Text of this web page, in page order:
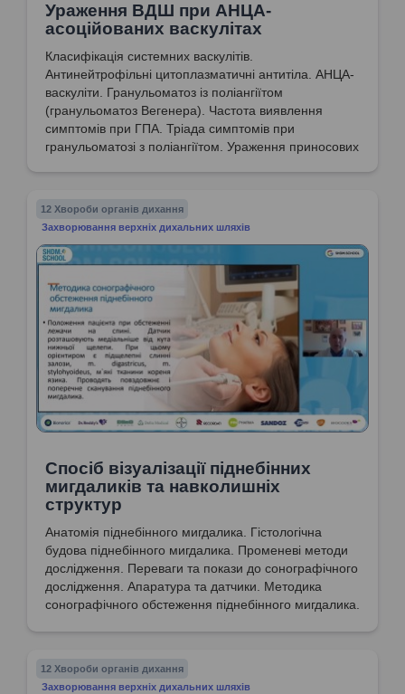
Ураження ВДШ при АНЦА-
асоційованих васкулітах
Класифікація системних васкулітів.
Антинейтрофільні цитоплазматичні антитіла. АНЦА-
васкуліти. Гранульоматоз із поліангіїтом
(гранульоматоз Вегенера). Частота виявлення
симптомів при ГПА. Тріада симптомів при
гранульоматозі з поліангіїтом. Ураження приносових
12 Хвороби органів дихання
Захворювання верхніх дихальних шляхів
Спосіб візуалізації піднебінних
мигдаликів та навколишніх
структур
Анатомія піднебінного мигдалика. Гістологічна
будова піднебінного мигдалика. Променеві методи
дослідження. Переваги та покази до сонографічного
дослідження. Апаратура та датчики. Методика
сонографічного обстеження піднебінного мигдалика.
12 Хвороби органів дихання
Захворювання верхніх дихальних шляхів